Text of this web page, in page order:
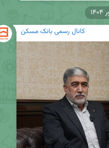
کانال رسمی بانک مسکن